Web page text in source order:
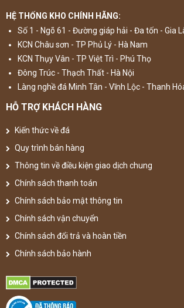
HỆ THỐNG KHO CHÍNH HÃNG:
Số 1 - Ngõ 61 - Đường giáp hải - Đa tốn - Gia
KCN Châu sơn - TP Phủ Lý - Hà Nam
KCN Thụy Vân - TP Việt Trì - Phú Thọ
Đông Trúc - Thạch Thất - Hà Nội
Làng nghề đá Minh Tân - Vĩnh Lộc - Thanh
HỖ TRỢ KHÁCH HÀNG
Kiến thức về đá
Quy trình bán hàng
Thông tin về điều kiện giao dịch chung
Chính sách thanh toán
Chính sách bảo mật thông tin
Chính sách vận chuyển
Chính sách đổi trả và hoàn tiền
Chính sách bảo hành